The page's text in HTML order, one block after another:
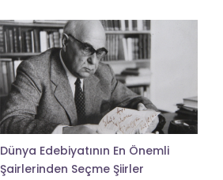
Dünya Edebiyatının En Önemli
Şairlerinden Seçme Şiirler